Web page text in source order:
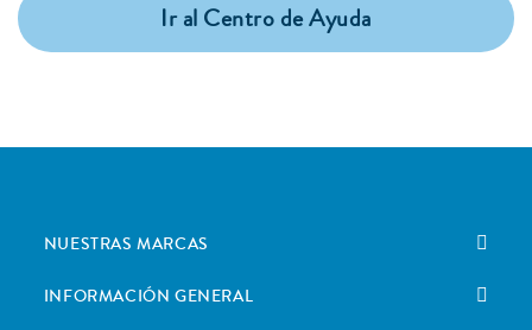
Ir al Centro de Ayuda
NUESTRAS MARCAS
INFORMACIÓN GENERAL